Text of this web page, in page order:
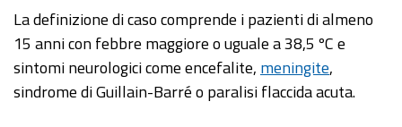
La definizione di caso comprende i pazienti di almeno
15 anni con febbre maggiore o uguale a 38,5 ºC e
sintomi neurologici come encefalite, meningite,
sindrome di Guillain-Barré o paralisi flaccida acuta.